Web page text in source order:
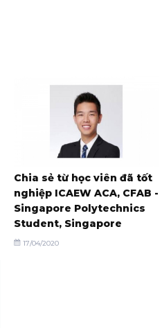
Chia sẻ từ học viên đã tốt
nghiệp ICAEW ACA, CFAB -
Singapore Polytechnics
Student, Singapore
17/04/2020